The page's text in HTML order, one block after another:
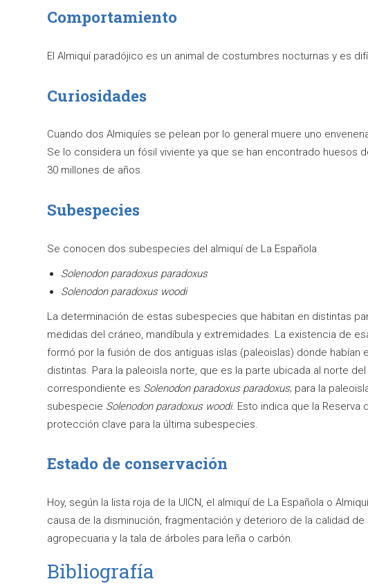
Comportamiento
El Almiquí paradójico es un animal de costumbres nocturnas y es
Curiosidades
Cuando dos Almiquíes se pelean por lo general muere uno
Se lo considera un fósil viviente ya que se han encontrado huesos
30 millones de años.
Subespecies
Se conocen dos subespecies del almiquí de La Española
Solenodon paradoxus paradoxus
Solenodon paradoxus woodi
La determinación de estas subespecies que habitan en distintas
medidas del cráneo, mandíbula y extremidades. La existencia de
formó por la fusión de dos antiguas islas (paleoislas) donde habían
distintas. Para la paleoisla norte, que es la parte ubicada al norte
correspondiente es Solenodon paradoxus paradoxus; para la
subespecie Solenodon paradoxus woodi. Esto indica que la Reserva
protección clave para la última subespecies.
Estado de conservación
Hoy, según la lista roja de la UICN, el almiquí de La Española o
causa de la disminución, fragmentación y deterioro de la calidad
agropecuaria y la tala de árboles para leña o carbón.
Bibliografía